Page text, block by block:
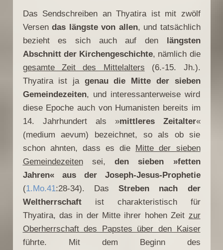
Das Sendschreiben an Thyatira ist mit zwölf
Versen das längste von allen, und tatsächlich
bezieht es sich auch auf den längsten
Abschnitt der Kirchengeschichte, nämlich die
gesamte Zeit des Mittelalters (6.-15. Jh.).
Thyatira ist ja genau die Mitte der sieben
Gemeindezeiten, und interessanterweise wird
diese Epoche auch von Humanisten bereits im
14. Jahrhundert als »mittleres Zeitalter«
(medium aevum) bezeichnet, so als ob sie
schon ahnten, dass es die Mitte der sieben
Gemeindezeitensei, den sieben »fetten
Jahren« aus der Joseph-Jesus-Prophetie
(1.Mo.41:28-34). Das Streben nach der
Weltherrschaftist charakteristisch für
Thyatira, das in der Mitte ihrer hohen Zeit zur
Oberherrschaft des Papstes über den Kaiser
führte. Mit dem Beginn des